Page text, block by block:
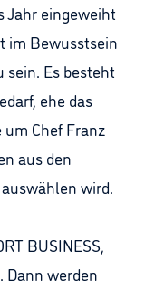
Jahr eingeweiht
im Bewusstsein
sein. Es besteht
ehe das
Chef Franz
aus den
wird.
BUSINESS,
Dann werden